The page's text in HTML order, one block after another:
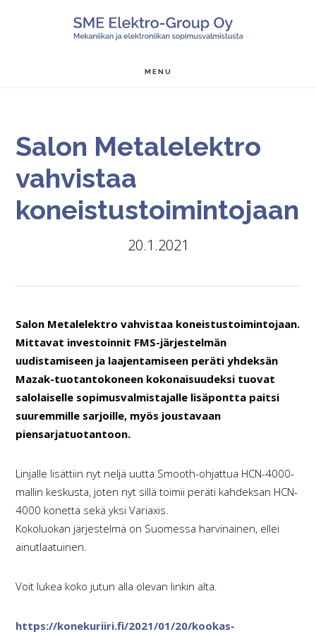
alatunnisteeseen
MENU
Salon Metalelektro
vahvistaa
koneistustoimintojaan
20.1.2021
Salon Metalelektro vahvistaa koneistustoimintojaan.
Mittavat investoinnit FMS-järjestelmän
uudistamiseen ja laajentamiseen peräti yhdeksän
Mazak-tuotantokoneen kokonaisuudeksi tuovat
salolaiselle sopimusvalmistajalle lisäpontta paitsi
suuremmille sarjoille, myös joustavaan
piensarjatuotantoon.
Linjalle lisättiin nyt neljä uutta Smooth-ohjattua HCN-4000-
mallin keskusta, joten nyt sillä toimii peräti kahdeksan HCN-
4000 konetta sekä yksi Variaxis.
Kokoluokan järjestelmä on Suomessa harvinainen, ellei
ainutlaatuinen.
Voit lukea koko jutun alla olevan linkin alta.
https://konekuriiri.fi/2021/01/20/kookas-